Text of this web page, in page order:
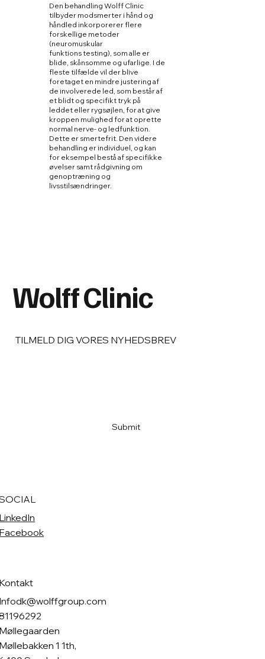
Den behandling Wolff Clinic
tilbyder modsmerter i hånd og
håndled inkorporerer flere
forskellige metoder
(neuromuskular
funktions testing), som alle er
blide, skånsomme og ufarlige. I de
fleste tilfælde vil der blive
foretaget en mindre justering af
de involverede led, som består af
et blidt og specifikt tryk på
leddet eller rygsøjlen, for at give
kroppen mulighed for at oprette
normal nerve- og ledfunktion.
Dette er smertefrit. Den videre
behandling er individuel, og kan
for eksempel bestå af specifikke
øvelser samt rådgivning om
genoptræning og
livsstilsændringer.
Wolff Clinic
TILMELD DIG VORES NYHEDSBREV
Submit
1 1th,